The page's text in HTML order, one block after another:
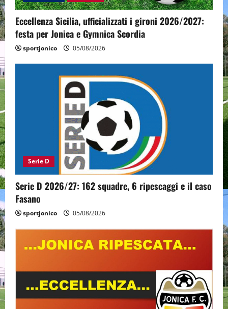
Eccellenza Sicilia, ufficializzati i gironi 2026/2027:
festa per Jonica e Gymnica Scordia
sportjonico 05/08/2026
Serie D
Serie D 2026/27: 162 squadre, 6 ripescaggi e il caso
Fasano
sportjonico 05/08/2026